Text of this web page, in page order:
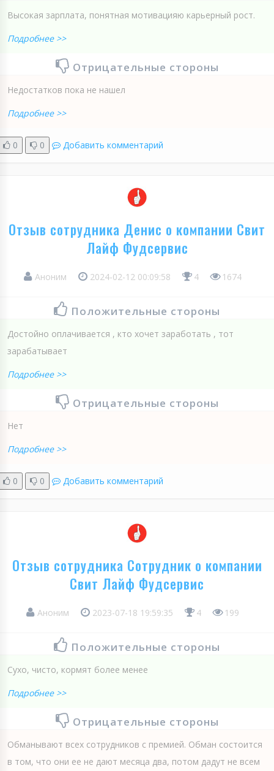
Высокая зарплата, понятная мотивацияю карьерный рост.
Подробнее >>
Отрицательные стороны
Недостатков пока не нашел
Подробнее >>
0 0 Добавить комментарий
Отзыв сотрудника Денис о компании Свит
Лайф Фудсервис
Аноним 2024-02-12 00:09:58 4 1674
Положительные стороны
Достойно оплачивается , кто хочет заработать , тот
зарабатывает
Подробнее >>
Отрицательные стороны
Нет
Подробнее >>
0 0 Добавить комментарий
Отзыв сотрудника Сотрудник о компании
Свит Лайф Фудсервис
Аноним 2023-07-18 19:59:35 4 199
Положительные стороны
Сухо, чисто, кормят более менее
Подробнее >>
Отрицательные стороны
Обманывают всех сотрудников с премией. Обман состоится
в том, что они ее не дают месяца два, потом дадут не всем